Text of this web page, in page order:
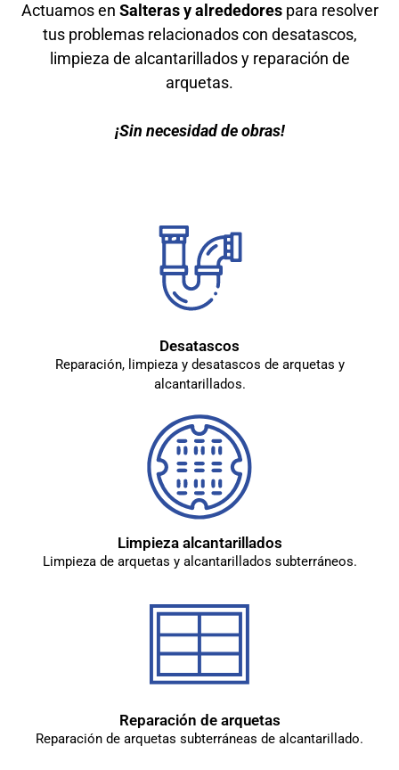
Actuamos en Salteras y alrededorespara resolver
tus problemas relacionados con desatascos,
limpieza de alcantarillados y reparación de
arquetas.
¡Sin necesidad de obras!
Desatascos
Reparación, limpieza y desatascos de arquetas y
alcantarillados.
Limpieza alcantarillados
Limpieza de arquetas y alcantarillados subterráneos.
Reparación de arquetas
Reparación de arquetas subterráneas de alcantarillado.